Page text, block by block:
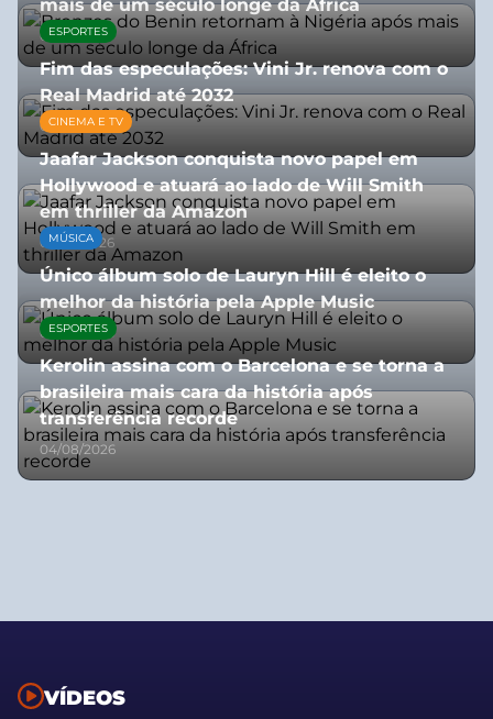
mais de um século longe da África
08/07/2026
ESPORTES
Fim das especulações: Vini Jr. renova com o
Real Madrid até 2032
06/08/2026
CINEMA E TV
Jaafar Jackson conquista novo papel em
Hollywood e atuará ao lado de Will Smith
em thriller da Amazon
06/08/2026
MÚSICA
Único álbum solo de Lauryn Hill é eleito o
melhor da história pela Apple Music
06/08/2026
ESPORTES
Kerolin assina com o Barcelona e se torna a
brasileira mais cara da história após
transferência recorde
04/08/2026
VÍDEOS